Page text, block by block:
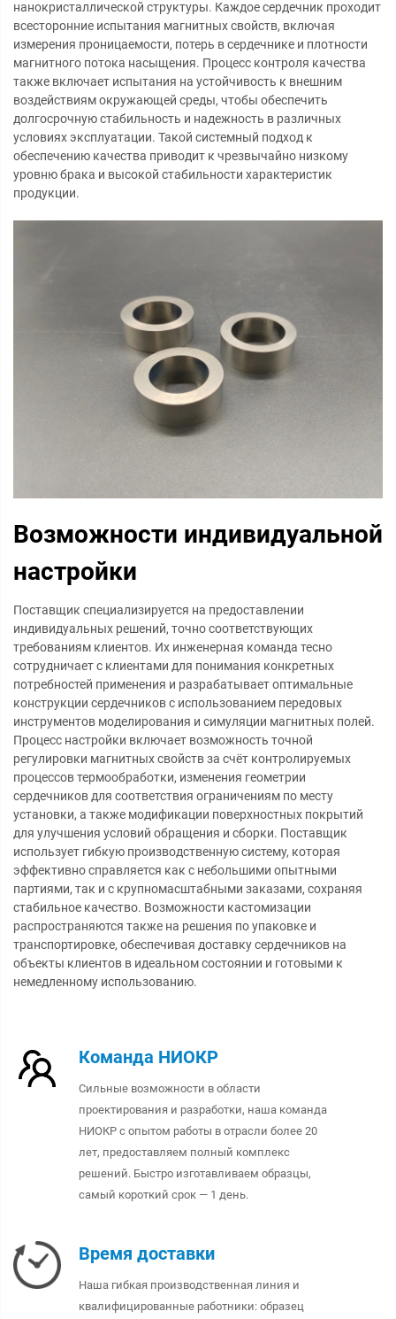
нанокристаллической структуры. Каждое сердечник проходит
всесторонние испытания магнитных свойств, включая
измерения проницаемости, потерь в сердечнике и плотности
магнитного потока насыщения. Процесс контроля качества
также включает испытания на устойчивость к внешним
воздействиям окружающей среды, чтобы обеспечить
долгосрочную стабильность и надежность в различных
условиях эксплуатации. Такой системный подход к
обеспечению качества приводит к чрезвычайно низкому
уровню брака и высокой стабильности характеристик
продукции.
Возможности индивидуальной
настройки
Поставщик специализируется на предоставлении
индивидуальных решений, точно соответствующих
требованиям клиентов. Их инженерная команда тесно
сотрудничает с клиентами для понимания конкретных
потребностей применения и разрабатывает оптимальные
конструкции сердечников с использованием передовых
инструментов моделирования и симуляции магнитных полей.
Процесс настройки включает возможность точной
регулировки магнитных свойств за счёт контролируемых
процессов термообработки, изменения геометрии
сердечников для соответствия ограничениям по месту
установки, а также модификации поверхностных покрытий
для улучшения условий обращения и сборки. Поставщик
использует гибкую производственную систему, которая
эффективно справляется как с небольшими опытными
партиями, так и с крупномасштабными заказами, сохраняя
стабильное качество. Возможности кастомизации
распространяются также на решения по упаковке и
транспортировке, обеспечивая доставку сердечников на
объекты клиентов в идеальном состоянии и готовыми к
немедленному использованию.
Команда НИОКР
Сильные возможности в области
проектирования и разработки, наша команда
НИОКР с опытом работы в отрасли более 20
лет, предоставляем полный комплекс
решений. Быстро изготавливаем образцы,
самый короткий срок — 1 день.
Время доставки
Наша гибкая производственная линия и
квалифицированные работники: образец